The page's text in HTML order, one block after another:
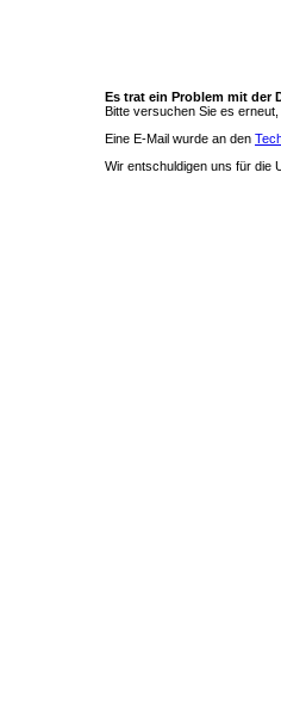
Es trat ein Problem mit der
Bitte versuchen Sie es
Eine E-Mail wurde an den
Wir entschuldigen uns für die